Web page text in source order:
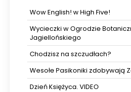
Wow English! w High Five!
Wycieczki w Ogrodzie
Jagiellońskiego
Chodzisz na szczudłach?
Wesołe Pasikoniki zdobywają
Dzień Księżyca. VIDEO